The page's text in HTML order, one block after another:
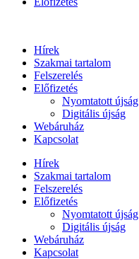
Hírek
Szakmai tartalom
Felszerelés
Előfizetés
Nyomtatott újság
Digitális újság
Webáruház
Kapcsolat
Hírek
Szakmai tartalom
Felszerelés
Előfizetés
Nyomtatott újság
Digitális újság
Webáruház
Kapcsolat